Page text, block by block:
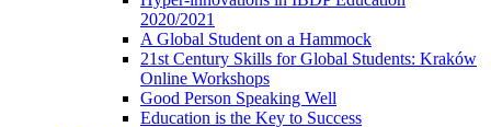
2020/2021
A Global Student on a Hammock
21st Century Skills for Global Students: Kraków
Online Workshops​
Good Person Speaking Well
Education is the Key to Success